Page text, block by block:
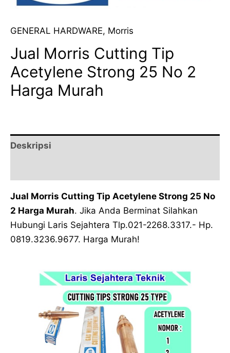
GENERAL HARDWARE, Morris
Jual Morris Cutting Tip
Acetylene Strong 25 No 2
Harga Murah
Deskripsi
Jual Morris Cutting Tip Acetylene Strong 25 No
2 Harga Murah. Jika Anda Berminat Silahkan
Hubungi Laris Sejahtera Tlp.021-2268.3317.- Hp.
0819.3236.9677. Harga Murah!